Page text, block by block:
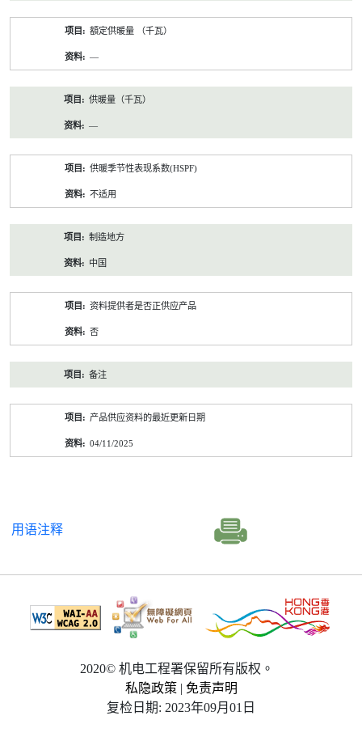
額定供暖量 （千瓦）
—
供暖量（千瓦）
—
供暖季节性表现系数(HSPF)
不适用
制造地方
中国
资料提供者是否正供应产品
否
备注
产品供应资料的最近更新日期
04/11/2025
用语注释
2020© 机电工程署保留所有版权。
私隐政策 | 免责声明
复检日期: 2023年09月01日